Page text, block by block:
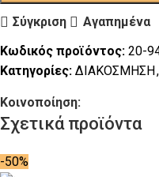
Σύγκριση
Αγαπημένα
Κωδικός προϊόντος: 20-
Κατηγορίες: ΔΙΑΚΟΣΜΗΣΗ,
Κοινοποίηση:
Σχετικά προϊόντα
-50%